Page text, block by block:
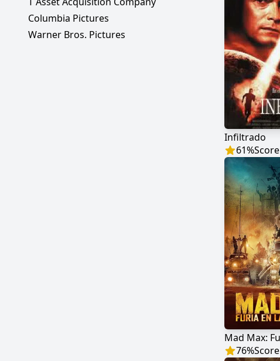
Columbia Pictures
Warner Bros. Pictures
Infiltrado
61%Score
76%Score